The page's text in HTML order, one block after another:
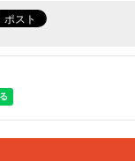
けします。